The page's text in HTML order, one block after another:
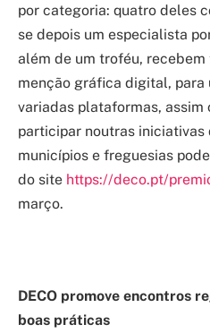
por categoria: quatro deles
se depois um especialista
além de um troféu,
menção gráfica digital, para
variadas plataformas,
participar noutras iniciativas
municípios e freguesias
do site https://deco.pt/
março.
DECO promove encontros
boas práticas